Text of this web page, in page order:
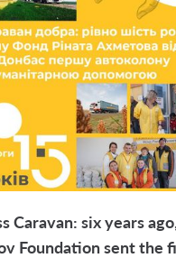
Car­a­van: six years
Foun­da­tion sent the